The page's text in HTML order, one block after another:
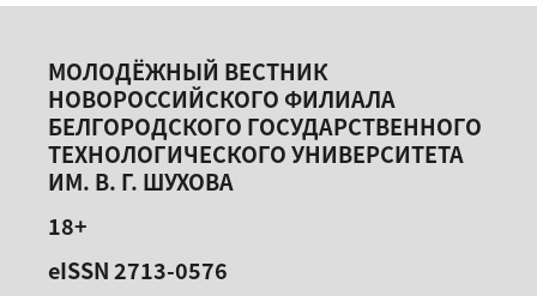
МОЛОДЁЖНЫЙ ВЕСТНИК
НОВОРОССИЙСКОГО ФИЛИАЛА
БЕЛГОРОДСКОГО ГОСУДАРСТВЕННОГО
ТЕХНОЛОГИЧЕСКОГО УНИВЕРСИТЕТА
ИМ. В. Г. ШУХОВА
18+
eISSN 2713-0576